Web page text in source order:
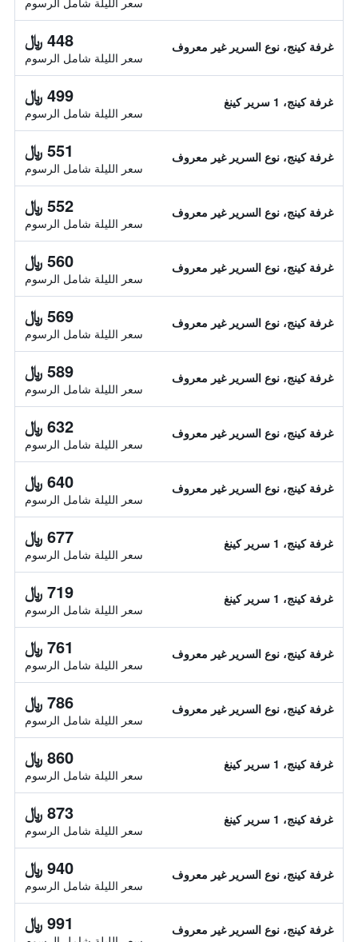
غرفة كينج، نوع السرير غير معروف 448 ﷼
سعر الليلة شامل الرسوم
غرفة كينج، 1 سرير كينغ 499 ﷼
سعر الليلة شامل الرسوم
غرفة كينج، نوع السرير غير معروف 551 ﷼
سعر الليلة شامل الرسوم
غرفة كينج، نوع السرير غير معروف 552 ﷼
سعر الليلة شامل الرسوم
غرفة كينج، نوع السرير غير معروف 560 ﷼
سعر الليلة شامل الرسوم
غرفة كينج، نوع السرير غير معروف 569 ﷼
سعر الليلة شامل الرسوم
غرفة كينج، نوع السرير غير معروف 589 ﷼
سعر الليلة شامل الرسوم
غرفة كينج، نوع السرير غير معروف 632 ﷼
سعر الليلة شامل الرسوم
غرفة كينج، نوع السرير غير معروف 640 ﷼
سعر الليلة شامل الرسوم
غرفة كينج، 1 سرير كينغ 677 ﷼
سعر الليلة شامل الرسوم
غرفة كينج، 1 سرير كينغ 719 ﷼
سعر الليلة شامل الرسوم
غرفة كينج، نوع السرير غير معروف 761 ﷼
سعر الليلة شامل الرسوم
غرفة كينج، نوع السرير غير معروف 786 ﷼
سعر الليلة شامل الرسوم
غرفة كينج، 1 سرير كينغ 860 ﷼
سعر الليلة شامل الرسوم
غرفة كينج، 1 سرير كينغ 873 ﷼
سعر الليلة شامل الرسوم
غرفة كينج، نوع السرير غير معروف 940 ﷼
سعر الليلة شامل الرسوم
غرفة كينج، نوع السرير غير معروف 991 ﷼